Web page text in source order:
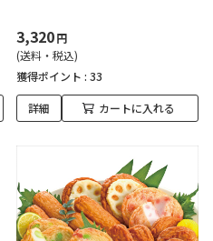
3,320円
(送料・税込)
獲得ポイント : 33
詳細 カートに入れる